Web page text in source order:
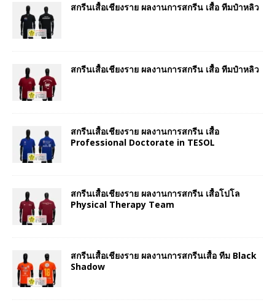
สกรีนเสื้อเชียงราย ผลงานการสกรีน เสื้อ ทีมป๋าหลิว
สกรีนเสื้อเชียงราย ผลงานการสกรีน เสื้อ ทีมป๋าหลิว
สกรีนเสื้อเชียงราย ผลงานการสกรีน เสื้อ
Professional Doctorate in TESOL
สกรีนเสื้อเชียงราย ผลงานการสกรีน เสื้อโปโล
Physical Therapy Team
สกรีนเสื้อเชียงราย ผลงานการสกรีนเสื้อ ทีม Black
Shadow